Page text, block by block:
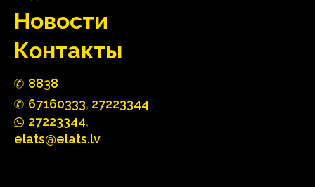
Hовости
Контакты
8838
67160333, 27223344
27223344,
elats@elats.lv